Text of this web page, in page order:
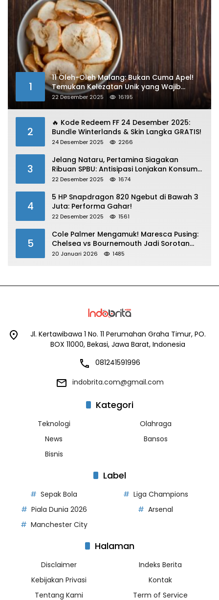
1
11 Oleh-Oleh Malang: Bukan Cuma Apel!
Temukan Kelezatan Unik yang Wajib
Dibawa
22 Desember 2025 16195
2
🔥 Kode Redeem FF 24 Desember 2025:
Bundle Winterlands & Skin Langka GRATIS!
24 Desember 2025 2266
3
Jelang Nataru, Pertamina Siagakan
Ribuan SPBU: Antisipasi Lonjakan Konsumsi
BBM dan LPG!
22 Desember 2025 1674
4
5 HP Snapdragon 820 Ngebut di Bawah 3
Juta: Performa Gahar!
22 Desember 2025 1561
5
Cole Palmer Mengamuk! Maresca Pusing:
Chelsea vs Bournemouth Jadi Sorotan
Utama
20 Januari 2026 1485
Jl. Kertawibawa 1 No. 11 Perumahan Graha Timur, PO.
BOX 11000, Bekasi, Jawa Barat, Indonesia
081241591996
indobrita.com@gmail.com
Kategori
Teknologi
Olahraga
News
Bansos
Bisnis
Label
Sepak Bola
Liga Champions
Piala Dunia 2026
Arsenal
Manchester City
Halaman
Disclaimer
Indeks Berita
Kebijakan Privasi
Kontak
Tentang Kami
Term of Service